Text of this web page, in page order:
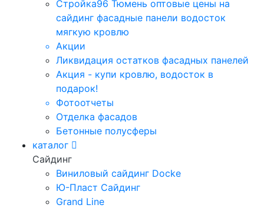
Стройка96 Тюмень оптовые цены на
сайдинг фасадные панели водосток
мягкую кровлю
Акции
Ликвидация остатков фасадных панелей
Акция - купи кровлю, водосток в
подарок!
Фотоотчеты
Отделка фасадов
Бетонные полусферы
каталог
Сайдинг
Виниловый сайдинг Docke
Ю-Пласт Сайдинг
Grand Line